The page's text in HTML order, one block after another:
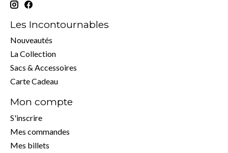
Les Incontournables
Nouveautés
La Collection
Sacs & Accessoires
Carte Cadeau
Mon compte
S'inscrire
Mes commandes
Mes billets